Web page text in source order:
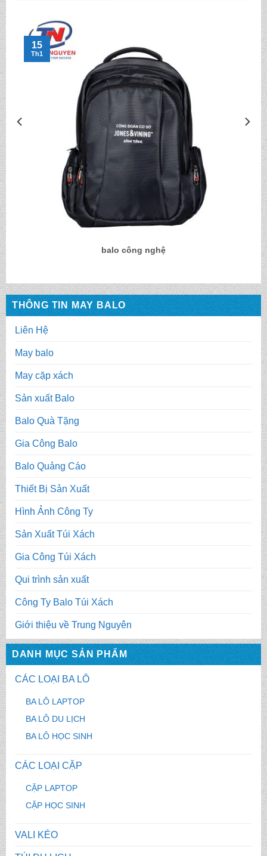
THÔNG TIN MAY BALO
Liên Hệ
May balo
May cặp xách
Sản xuất Balo
Balo Quà Tặng
Gia Công Balo
Balo Quảng Cáo
Thiết Bị Sản Xuất
Hình Ảnh Công Ty
Sản Xuất Túi Xách
Gia Công Túi Xách
Qui trình sản xuất
Công Ty Balo Túi Xách
Giới thiệu về Trung Nguyên
DANH MỤC SẢN PHẨM
CÁC LOẠI BA LÔ
BA LÔ LAPTOP
BA LÔ DU LỊCH
BA LÔ HỌC SINH
CÁC LOẠI CẶP
CẶP LAPTOP
CẶP HỌC SINH
VALI KÉO
balo công nghệ
15
Th1